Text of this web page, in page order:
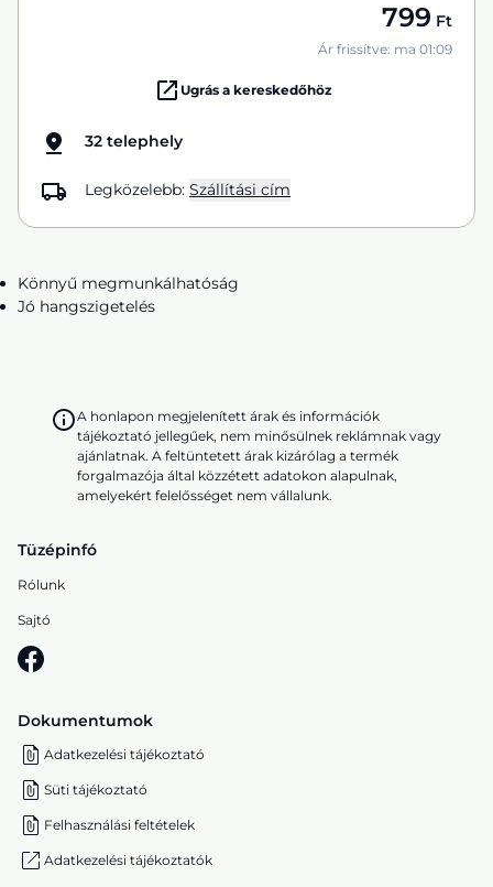
799 Ft
Ár frissítve: ma 01:09
Ugrás a kereskedőhöz
32 telephely
Legközelebb: Szállítási cím
Könnyű megmunkálhatóság
Jó hangszigetelés
A honlapon megjelenített árak és információk
tájékoztató jellegűek, nem minősülnek reklámnak vagy
ajánlatnak. A feltüntetett árak kizárólag a termék
forgalmazója által közzétett adatokon alapulnak,
amelyekért felelősséget nem vállalunk.
Tüzépinfó
Rólunk
Sajtó
Dokumentumok
Adatkezelési tájékoztató
Süti tájékoztató
Felhasználási feltételek
Adatkezelési tájékoztatók